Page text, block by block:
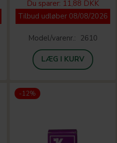
Du sparer: 11,88 DKK
Tilbud udløber 08/08/2026
Model/varenr.: 2610
LÆG I KURV
-12%